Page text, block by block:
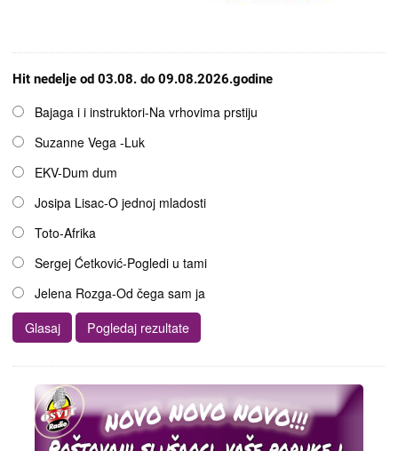
Hit nedelje od 03.08. do 09.08.2026.godine
OpcijeBajaga i i instruktori-Na vrhovima prstiju
Suzanne Vega -Luk
EKV-Dum dum
Josipa Lisac-O jednoj mladosti
Toto-Afrika
Sergej Ćetković-Pogledi u tami
Jelena Rozga-Od čega sam ja